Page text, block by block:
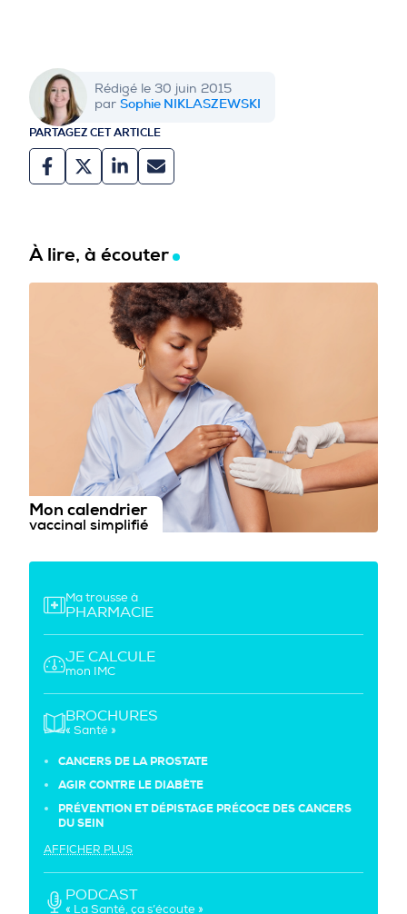
Rédigé le 30 juin 2015
par Sophie NIKLASZEWSKI
PARTAGEZ CET ARTICLE
À lire, à écouter
Mon calendrier
vaccinal simplifié
Ma trousse à
PHARMACIE
JE CALCULE
mon IMC
BROCHURES
« Santé »
CANCERS DE LA PROSTATE
AGIR CONTRE LE DIABÈTE
PRÉVENTION ET DÉPISTAGE PRÉCOCE DES CANCERS
DU SEIN
AFFICHER PLUS
PODCAST
« La Santé, ça s’écoute »